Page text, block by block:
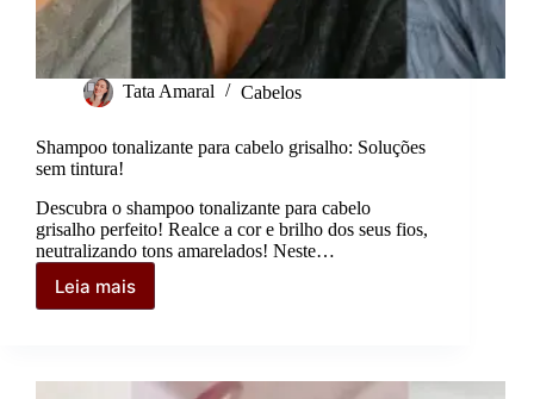
Tata Amaral Cabelos
Shampoo tonalizante para cabelo grisalho: Soluções
sem tintura!
Descubra o shampoo tonalizante para cabelo
grisalho perfeito! Realce a cor e brilho dos seus fios,
neutralizando tons amarelados! Neste…
Leia mais
Shampoo
grisalho: